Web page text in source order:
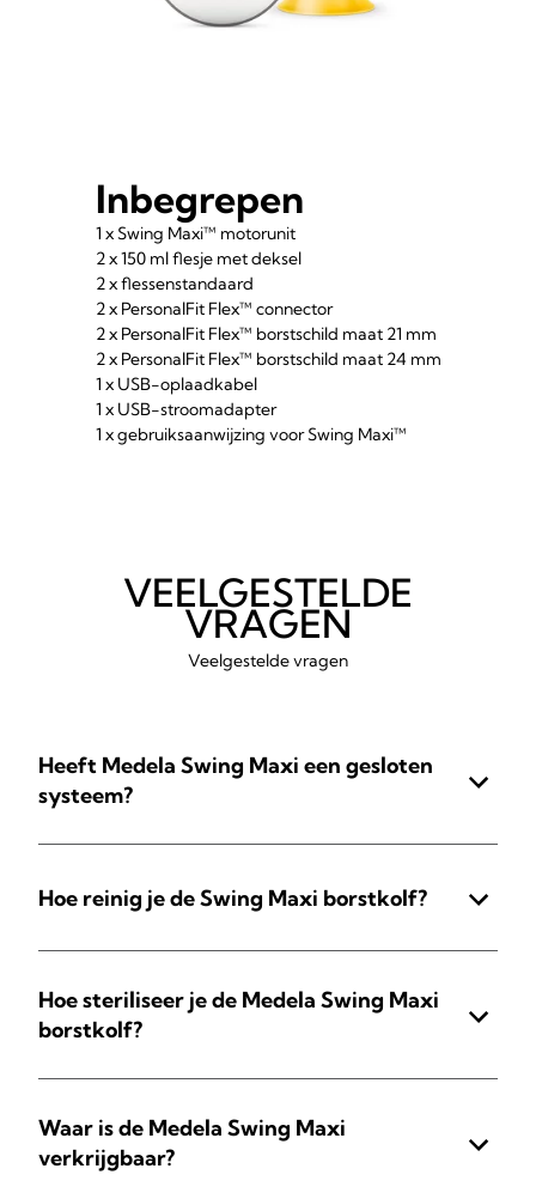
Inbegrepen
1 x Swing Maxi™ motorunit
2 x 150 ml flesje met deksel
2 x flessenstandaard
2 x PersonalFit Flex™ connector
2 x PersonalFit Flex™ borstschild maat 21 mm
2 x PersonalFit Flex™ borstschild maat 24 mm
1 x USB-oplaadkabel
1 x USB-stroomadapter
1 x gebruiksaanwijzing voor Swing Maxi™
VEELGESTELDE
VRAGEN
Veelgestelde vragen
Heeft Medela Swing Maxi een gesloten
systeem?
Hoe reinig je de Swing Maxi borstkolf?
Hoe steriliseer je de Medela Swing Maxi
borstkolf?
Waar is de Medela Swing Maxi
verkrijgbaar?